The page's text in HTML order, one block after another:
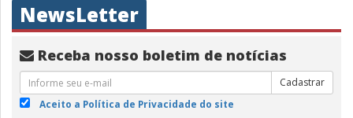
NewsLetter
Receba nosso boletim de notícias
Cadastrar
Aceito a Política de Privacidade do site